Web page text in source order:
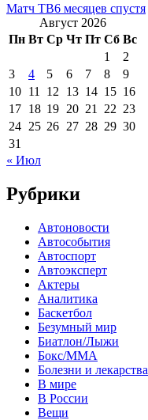
Матч ТВ6 месяцев спустя
Август 2026
Пн Вт Ср Чт Пт Сб Вс
1
2
3
4 5 6 7 8
9
10 11 12 13 14 15 16
17 18 19 20 21 22 23
24 25 26 27 28 29 30
31
« Июл
Рубрики
Автоновости
Автособытия
Автоспорт
Автоэксперт
Актеры
Аналитика
Баскетбол
Безумный мир
Биатлон/Лыжи
Бокс/MMA
Болезни и лекарства
В мире
В России
Вещи